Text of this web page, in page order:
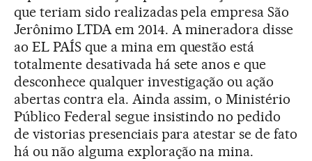
que teriam sido realizadas pela empresa São
Jerônimo LTDA em 2014. A mineradora disse
ao EL PAÍS que a mina em questão está
totalmente desativada há sete anos e que
desconhece qualquer investigação ou ação
abertas contra ela. Ainda assim, o Ministério
Público Federal segue insistindo no pedido
de vistorias presenciais para atestar se de fato
há ou não alguma exploração na mina.